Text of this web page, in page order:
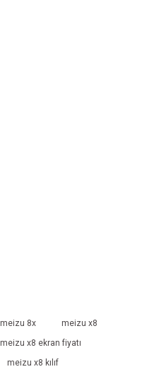
meizu 8x
meizu x8
meizu x8 ekran fiyatı
meizu x8 kılıf